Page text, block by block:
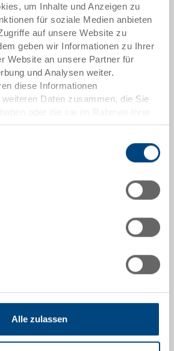
um Inhalte und Anzeigen zu
für soziale Medien anbieten
auf unsere Website zu
geben wir Informationen zu Ihrer
Website an unsere Partner für
und Analysen weiter.
diese Informationen
Daten zusammen, die Sie
gesammelt haben.
Alle zulassen
entsprechen Verpackungseinheiten.
RAKO ist dank seiner
als Transport- oder Lagerbox
mit und ohne Deckel stapeln